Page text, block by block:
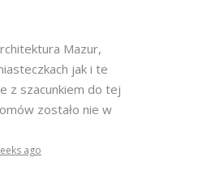
Mazur,
jak i te
z szacunkiem do tej
zostało nie w
ago